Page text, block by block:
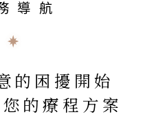
導航
的困擾開始
的療程方案